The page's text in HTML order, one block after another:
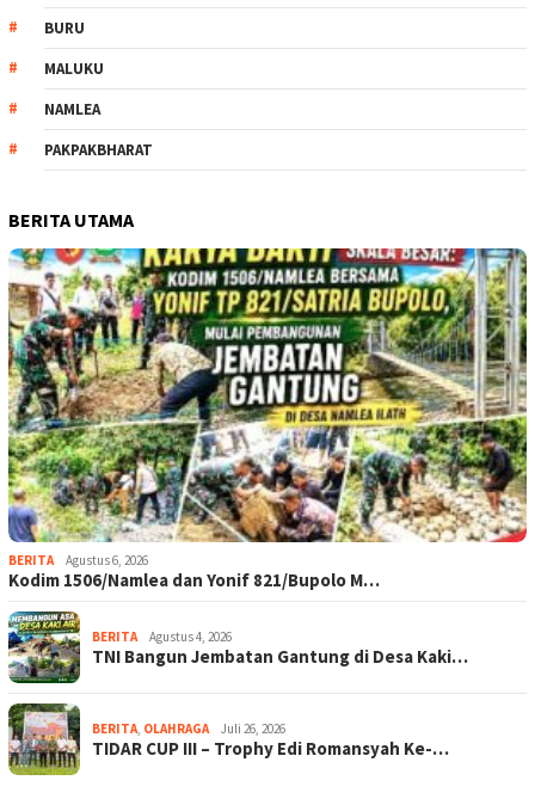
BURU
MALUKU
NAMLEA
PAKPAKBHARAT
BERITA UTAMA
BERITA Agustus 6, 2026
Kodim 1506/Namlea dan Yonif 821/Bupolo M…
BERITA Agustus 4, 2026
TNI Bangun Jembatan Gantung di Desa Kaki…
BERITA, OLAHRAGA Juli 26, 2026
TIDAR CUP III – Trophy Edi Romansyah Ke-…